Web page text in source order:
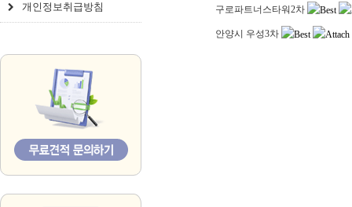
개인정보취급방침 구로파트너스타워2차
안양시 우성3차